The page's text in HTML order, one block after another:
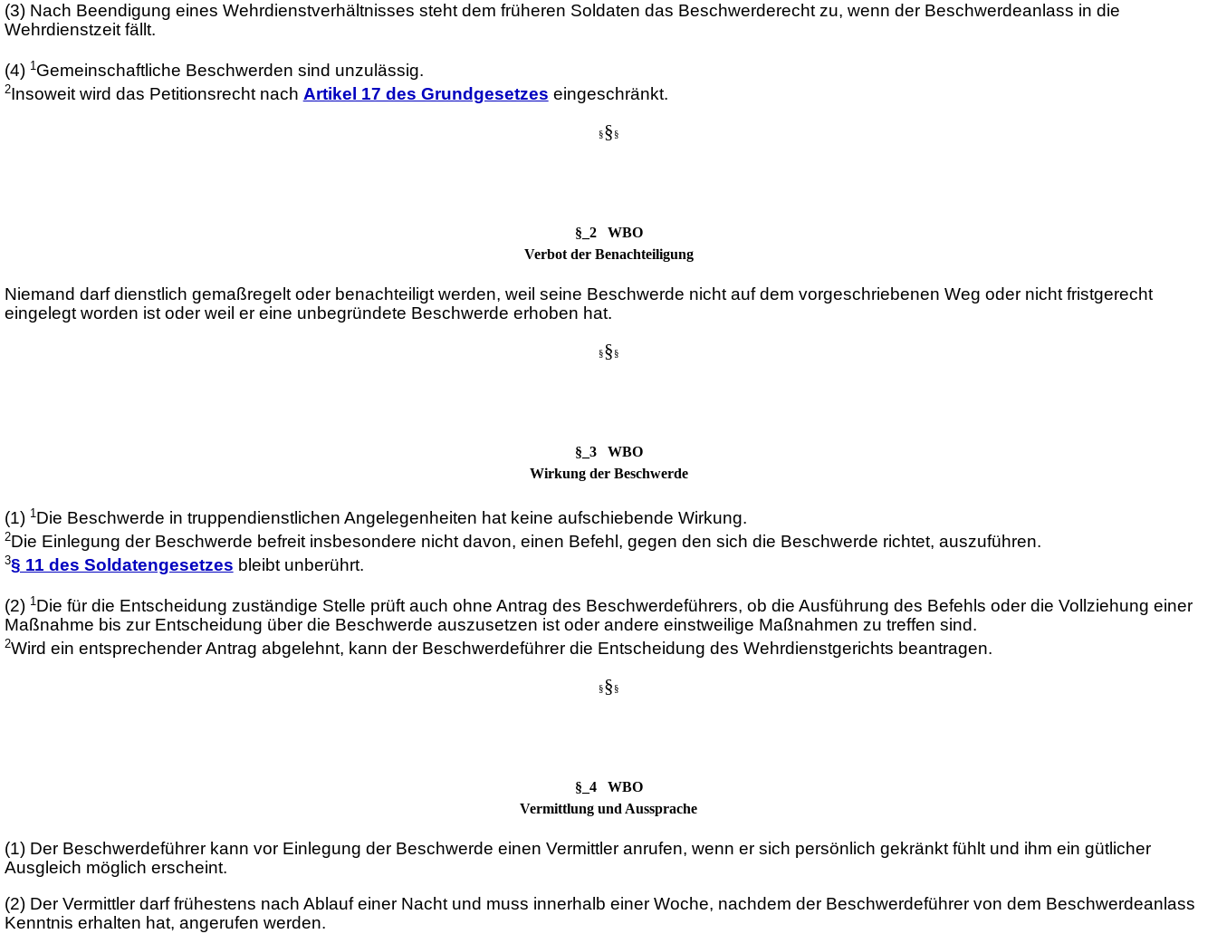
(3) Nach Beendigung eines Wehrdienstverhältnisses steht dem früheren Soldaten das Beschwerderecht zu, wenn der Beschwerdeanlass in die
Wehrdienstzeit fällt.
(4) 1Gemeinschaftliche Beschwerden sind unzulässig.
2Insoweit wird das Petitionsrecht nach Artikel 17 des Grundgesetzes eingeschränkt.
§§ §
§_2 WBO
Verbot der Benachteiligung
Niemand darf dienstlich gemaßregelt oder benachteiligt werden, weil seine Beschwerde nicht auf dem vorgeschriebenen Weg oder nicht fristgerecht
eingelegt worden ist oder weil er eine unbegründete Beschwerde erhoben hat.
§§ §
§_3 WBO
Wirkung der Beschwerde
(1) 1Die Beschwerde in truppendienstlichen Angelegenheiten hat keine aufschiebende Wirkung.
2Die Einlegung der Beschwerde befreit insbesondere nicht davon, einen Befehl, gegen den sich die Beschwerde richtet, auszuführen.
3§ 11 des Soldatengesetzes bleibt unberührt.
(2) 1Die für die Entscheidung zuständige Stelle prüft auch ohne Antrag des Beschwerdeführers, ob die Ausführung des Befehls oder die Vollziehung einer
Maßnahme bis zur Entscheidung über die Beschwerde auszusetzen ist oder andere einstweilige Maßnahmen zu treffen sind.
2Wird ein entsprechender Antrag abgelehnt, kann der Beschwerdeführer die Entscheidung des Wehrdienstgerichts beantragen.
§§ §
§_4 WBO
Vermittlung und Aussprache
(1) Der Beschwerdeführer kann vor Einlegung der Beschwerde einen Vermittler anrufen, wenn er sich persönlich gekränkt fühlt und ihm ein gütlicher
Ausgleich möglich erscheint.
(2) Der Vermittler darf frühestens nach Ablauf einer Nacht und muss innerhalb einer Woche, nachdem der Beschwerdeführer von dem Beschwerdeanlass
Kenntnis erhalten hat, angerufen werden.